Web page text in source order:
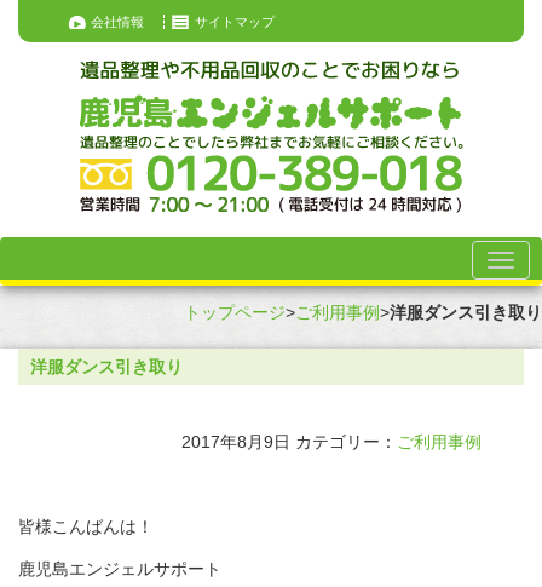
会社情報 サイトマップ
トップページ>ご利用事例>洋服ダンス引き取り
洋服ダンス引き取り
2017年8月9日 カテゴリー： ご利用事例
皆様こんばんは！
鹿児島エンジェルサポート